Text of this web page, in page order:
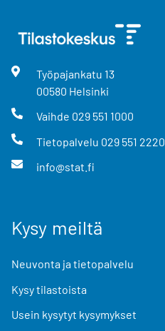
Työpajankatu 13
00580 Helsinki
Vaihde 029 551 1000
Tietopalvelu 029 551 2220
info@stat.fi
Kysy meiltä
Neuvonta ja tietopalvelu
Kysy tilastoista
Usein kysytyt kysymykset